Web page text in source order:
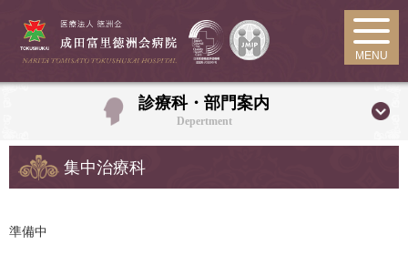
MENU
集中治療科
準備中
診療科・部門案内
Depertment